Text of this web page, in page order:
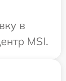
в
MSI.